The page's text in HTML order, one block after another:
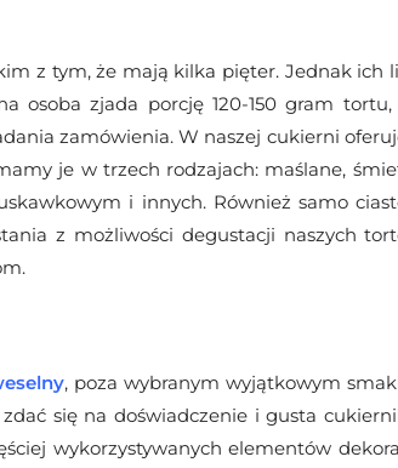
z tym, że mają kilka pięter. Jednak ich
osoba zjada porcję 120-150 gram
zamówienia. W naszej cukierni
je w trzech rodzajach: maślane,
i innych. Również samo
z możliwości degustacji naszych
, poza wybranym wyjątkowym
się na doświadczenie i gusta
wykorzystywanych elementów